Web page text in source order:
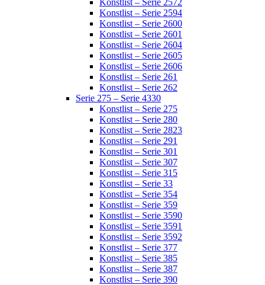
Konstlist – Serie 2572
Konstlist – Serie 2594
Konstlist – Serie 2600
Konstlist – Serie 2601
Konstlist – Serie 2604
Konstlist – Serie 2605
Konstlist – Serie 2606
Konstlist – Serie 261
Konstlist – Serie 262
Serie 275 – Serie 4330
Konstlist – Serie 275
Konstlist – Serie 280
Konstlist – Serie 2823
Konstlist – Serie 291
Konstlist – Serie 301
Konstlist – Serie 307
Konstlist – Serie 315
Konstlist – Serie 33
Konstlist – Serie 354
Konstlist – Serie 359
Konstlist – Serie 3590
Konstlist – Serie 3591
Konstlist – Serie 3592
Konstlist – Serie 377
Konstlist – Serie 385
Konstlist – Serie 387
Konstlist – Serie 390